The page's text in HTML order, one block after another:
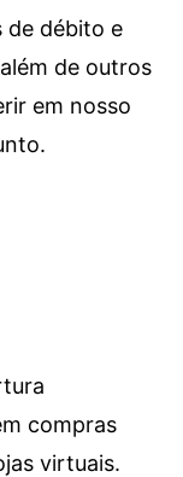
de débito e
de outros
em nosso
compras
virtuais.